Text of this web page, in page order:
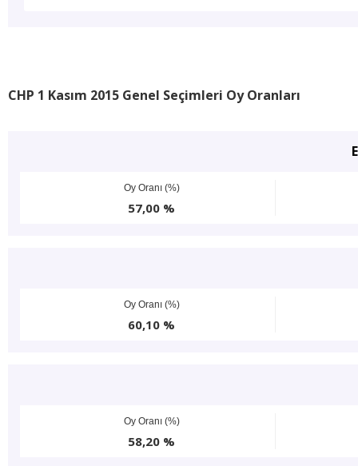
CHP 1 Kasım 2015 Genel Seçimleri Oy Oranları
Oy Oranı (%)
57,00 %
Oy Oranı (%)
60,10 %
Oy Oranı (%)
58,20 %